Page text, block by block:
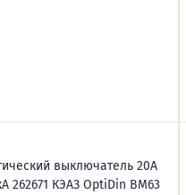
выключатель 20А
262671 КЭАЗ OptiDin BM63